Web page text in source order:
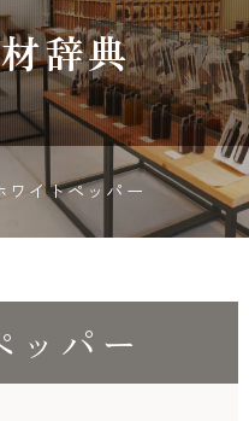
辞典
ワイトペッパー
ッパー